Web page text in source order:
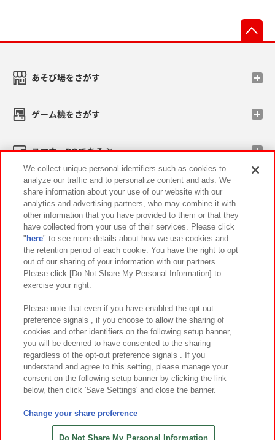
あそび場をさがす
ゲーム機をさがす
スマホ・PCであそぶ
イベント・キャンペーン
関連会社 サステナビリティ サイトポリシー
プライバシーポリシー ウェブアクセシビリティ方針と検証結果
お取引先さまとともに
カスタマーハラスメント対応方針 よくあるご質問・お問い合わせ
©Bandai Namco Amusement Inc.
©Bandai Namco Amusement Lab Inc.
©HANAYASHIKI Co., Ltd. All Rights Reserved.
We collect unique personal identifiers such as cookies to
analyze our traffic and to personalize content and ads. We
share information about your use of our website with our
analytics and advertising partners, who may combine it with
other information that you have provided to them or that they
have collected from your use of their services. Please click
" here" to see more details about how we use cookies and
the retention period of each cookie. You have the right to opt
out of our sharing of your information with our partners.
Please click [Do Not Share My Personal Information] to
exercise your right.
Please note that even if you have enabled the opt-out
preference signals , if you choose to allow the sharing of
cookies and other identifiers on the following setup banner,
you will be deemed to have consented to the sharing
regardless of the opt-out preference signals . If you
understand and agree to this setting, please manage your
consent on the following setup banner by clicking the link
below, then click 'Save Settings' and close the banner.
Change your share preference
Do Not Share My Personal Information